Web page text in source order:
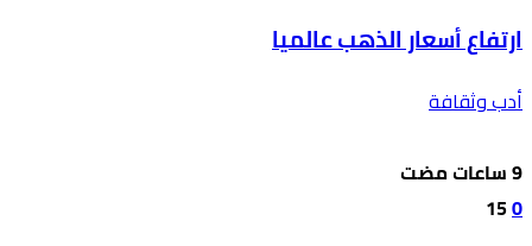
ارتفاع أسعار الذهب عالميا
أدب وثقافة
0
15